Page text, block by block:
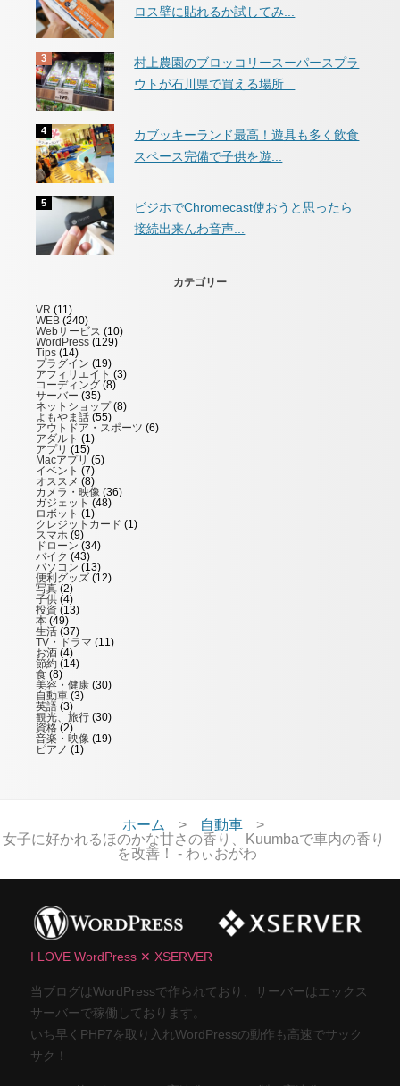
ロス壁に貼れるか試してみ...
村上農園のブロッコリースーパースプラ
ウトが石川県で買える場所...
カブッキーランド最高！遊具も多く飲食
スペース完備で子供を遊...
ビジホでChromecast使おうと思ったら
接続出来んわ音声...
カテゴリー
VR (11)
WEB (240)
Webサービス (10)
WordPress (129)
Tips (14)
プラグイン (19)
アフィリエイト (3)
コーディング (8)
サーバー (35)
ネットショップ(8)
よもやま話 (55)
アウトドア・スポーツ (6)
アダルト (1)
アプリ (15)
Macアプリ (5)
イベント (7)
オススメ (8)
カメラ・映像 (36)
ガジェット (48)
ロボット (1)
クレジットカード (1)
スマホ (9)
ドローン (34)
バイク (43)
パソコン (13)
便利グッズ (12)
写真 (2)
子供 (4)
投資 (13)
本 (49)
生活 (37)
TV・ドラマ (11)
お酒 (4)
節約 (14)
食 (8)
美容・健康 (30)
自動車 (3)
英語 (3)
観光、旅行 (30)
資格 (2)
音楽・映像 (19)
ピアノ (1)
ホーム
自動車
女子に好かれるほのかな甘さの香り、Kuumbaで車内の香り
を改善！ - わぃおがわ
I LOVE WordPress ✕ XSERVER
当ブログはWordPressで作られており、サーバーはエックス
サーバーで稼働しております。
いち早くPHP7を取り入れWordPressの動作も高速でサック
サク！